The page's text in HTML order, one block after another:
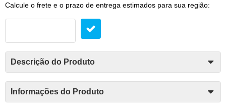
Calcule o frete e o prazo de entrega estimados para sua região:
Descrição do Produto
Informações do Produto